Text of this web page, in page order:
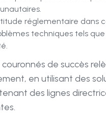
réglementaire dans
techniques tels
de succès
en utilisant des
des lignes